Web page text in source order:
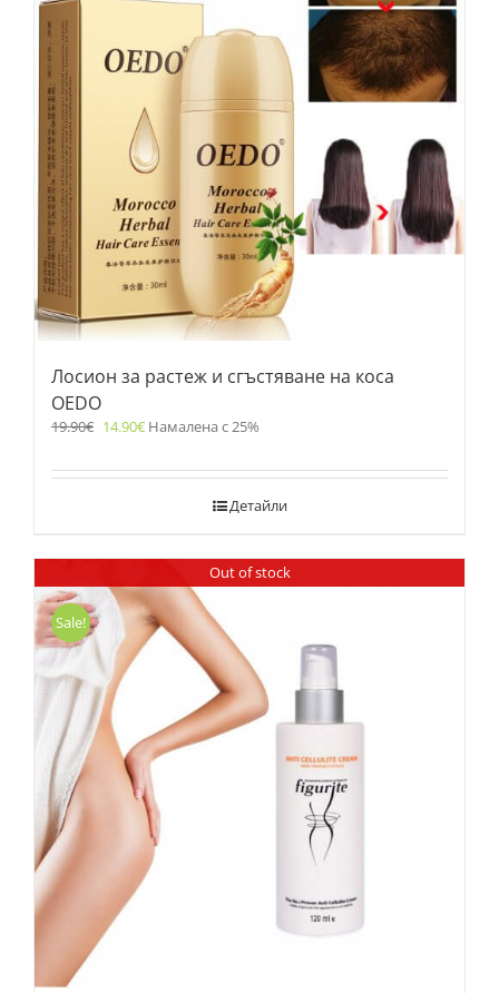
Лосион за растеж и сгъстяване на коса
OEDO
19.90€ 14.90€ Намалена с 25%
Детайли
Out of stock
Sale!